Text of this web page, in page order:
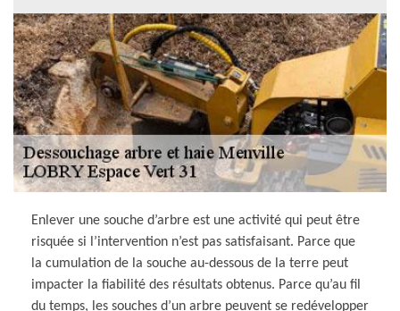
Enlever une souche d’arbre est une activité qui peut être
risquée si l’intervention n’est pas satisfaisant. Parce que
la cumulation de la souche au-dessous de la terre peut
impacter la fiabilité des résultats obtenus. Parce qu’au fil
du temps, les souches d’un arbre peuvent se redévelopper